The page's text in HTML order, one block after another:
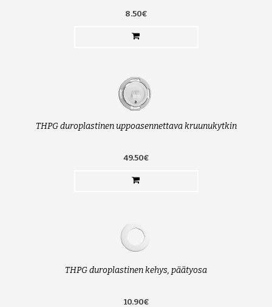
8.50€
THPG duroplastinen uppoasennettava kruunukytkin
49.50€
THPG duroplastinen kehys, päätyosa
10.90€